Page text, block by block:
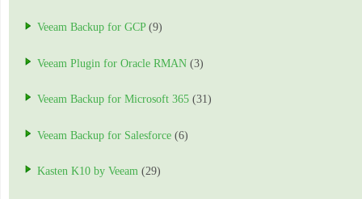
Veeam Backup for GCP(9)
Veeam Plugin for Oracle RMAN (3)
Veeam Backup for Microsoft 365 (31)
Veeam Backup for Salesforce (6)
Kasten K10 by Veeam (29)